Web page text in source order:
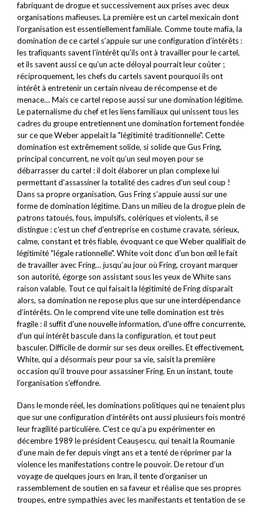
fabriquant de drogue et successivement aux prises avec deux
organisations mafieuses. La première est un cartel mexicain dont
l’organisation est essentiellement familiale. Comme toute mafia, la
domination de ce cartel s’appuie sur une configuration d’intérêts :
les trafiquants savent l’intérêt qu’ils ont à travailler pour le cartel,
et ils savent aussi ce qu’un acte déloyal pourrait leur coûter ;
réciproquement, les chefs du cartels savent pourquoi ils ont
intérêt à entretenir un certain niveau de récompense et de
menace… Mais ce cartel repose aussi sur une domination légitime.
Le paternalisme du chef et les liens familiaux qui unissent tous les
cadres du groupe entretiennent une domination fortement fondée
sur ce que Weber appelait la "légitimité traditionnelle". Cette
domination est extrêmement solide, si solide que Gus Fring,
principal concurrent, ne voit qu’un seul moyen pour se
débarrasser du cartel : il doit élaborer un plan complexe lui
permettant d’assassiner la totalité des cadres d’un seul coup !
Dans sa propre organisation, Gus Fring s’appuie aussi sur une
forme de domination légitime. Dans un milieu de la drogue plein de
patrons tatoués, fous, impulsifs, colériques et violents, il se
distingue : c’est un chef d’entreprise en costume cravate, sérieux,
calme, constant et très fiable, évoquant ce que Weber qualifiait de
légitimité "légale rationnelle". White voit donc d’un bon œil le fait
de travailler avec Fring… jusqu’au jour où Fring, croyant marquer
son autorité, égorge son assistant sous les yeux de White sans
raison valable. Tout ce qui faisait la légitimité de Fring disparaît
alors, sa domination ne repose plus que sur une interdépendance
d’intérêts. On le comprend vite une telle domination est très
fragile : il suffit d'une nouvelle information, d'une offre concurrente,
d'un qui intérêt bascule dans la configuration, et tout peut
basculer. Difficile de dormir sur ses deux oreilles. Et effectivement,
White, qui a désormais peur pour sa vie, saisit la première
occasion qu’il trouve pour assassiner Fring. En un instant, toute
l’organisation s’effondre.
Dans le monde réel, les dominations politiques qui ne tenaient plus
que sur une configuration d’intérêts ont aussi plusieurs fois montré
leur fragilité particulière. C’est ce qu’a pu expérimenter en
décembre 1989 le président Ceaușescu, qui tenait la Roumanie
d’une main de fer depuis vingt ans et a tenté de réprimer par la
violence les manifestations contre le pouvoir. De retour d’un
voyage de quelques jours en Iran, il tente d’organiser un
rassemblement de soutien en sa faveur et réalise que ses propres
troupes, entre sympathies avec les manifestants et tentation de se